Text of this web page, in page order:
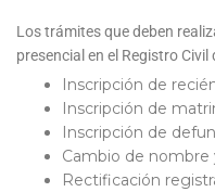
Los trámites que deben
presencial en el Registro
Inscripción de
Inscripción de
Inscripción de
Cambio de nombre
Rectificación